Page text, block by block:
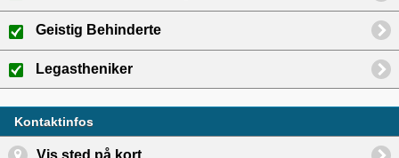
Geistig Behinderte
Legastheniker
Kontaktinfos
Vis sted på kort